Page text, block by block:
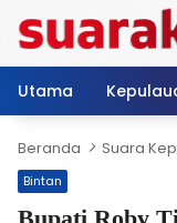
konten
Utama
Beranda Suara
Bintan